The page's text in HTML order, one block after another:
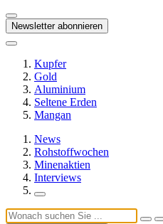
Newsletter abonnieren
Kupfer
Gold
Aluminium
Seltene Erden
Mangan
News
Rohstoffwochen
Minenaktien
Interviews